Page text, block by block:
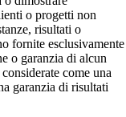
o progetti non
risultati o
fornite esclusivamente
o garanzia di alcun
come una
garanzia di risultati